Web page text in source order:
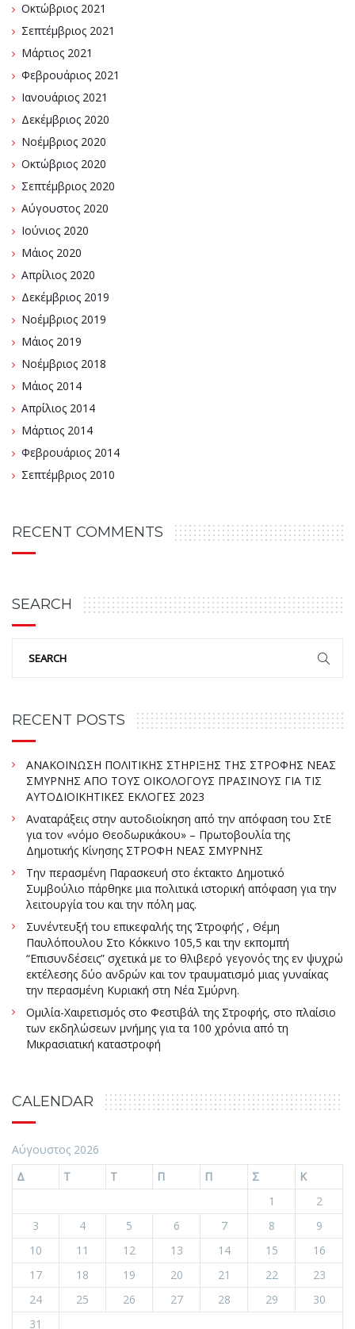
Οκτώβριος 2021
Σεπτέμβριος 2021
Μάρτιος 2021
Φεβρουάριος 2021
Ιανουάριος 2021
Δεκέμβριος 2020
Νοέμβριος 2020
Οκτώβριος 2020
Σεπτέμβριος 2020
Αύγουστος 2020
Ιούνιος 2020
Μάιος 2020
Απρίλιος 2020
Δεκέμβριος 2019
Νοέμβριος 2019
Μάιος 2019
Νοέμβριος 2018
Μάιος 2014
Απρίλιος 2014
Μάρτιος 2014
Φεβρουάριος 2014
Σεπτέμβριος 2010
RECENT COMMENTS
SEARCH
RECENT POSTS
ΑΝΑΚΟΙΝΩΣΗ ΠΟΛΙΤΙΚΗΣ ΣΤΗΡΙΞΗΣ ΤΗΣ ΣΤΡΟΦΗΣ ΝΕΑΣ
ΣΜΥΡΝΗΣ ΑΠΟ ΤΟΥΣ ΟΙΚΟΛΟΓΟΥΣ ΠΡΑΣΙΝΟΥΣ ΓΙΑ ΤΙΣ
ΑΥΤΟΔΙΟΙΚΗΤΙΚΕΣ ΕΚΛΟΓΕΣ 2023
Αναταράξεις στην αυτοδιοίκηση από την απόφαση του ΣτΕ
για τον «νόμο Θεοδωρικάκου» – Πρωτοβουλία της
Δημοτικής Κίνησης ΣΤΡΟΦΗ ΝΕΑΣ ΣΜΥΡΝΗΣ
Την περασμένη Παρασκευή στο έκτακτο Δημοτικό
Συμβούλιο πάρθηκε μια πολιτικά ιστορική απόφαση για την
λειτουργία του και την πόλη μας.
Συνέντευξή του επικεφαλής της ‘Στροφής’ , Θέμη
Παυλόπουλου Στο Κόκκινο 105,5 και την εκπομπή
“Επισυνδέσεις” σχετικά με το θλιβερό γεγονός της εν ψυχρώ
εκτέλεσης δύο ανδρών και τον τραυματισμό μιας γυναίκας
την περασμένη Κυριακή στη Νέα Σμύρνη.
Ομιλία-Χαιρετισμός στο Φεστιβάλ της Στροφής, στο πλαίσιο
των εκδηλώσεων μνήμης για τα 100 χρόνια από τη
Μικρασιατική καταστροφή
CALENDAR
Αύγουστος 2026
Δ
Τ Τ Π Π Σ
Κ
1
2
3
4 5 6 7 8
9
10
11 12 13 14 15
16
17
18 19 20 21 22
23
24
25 26 27 28 29
30
31